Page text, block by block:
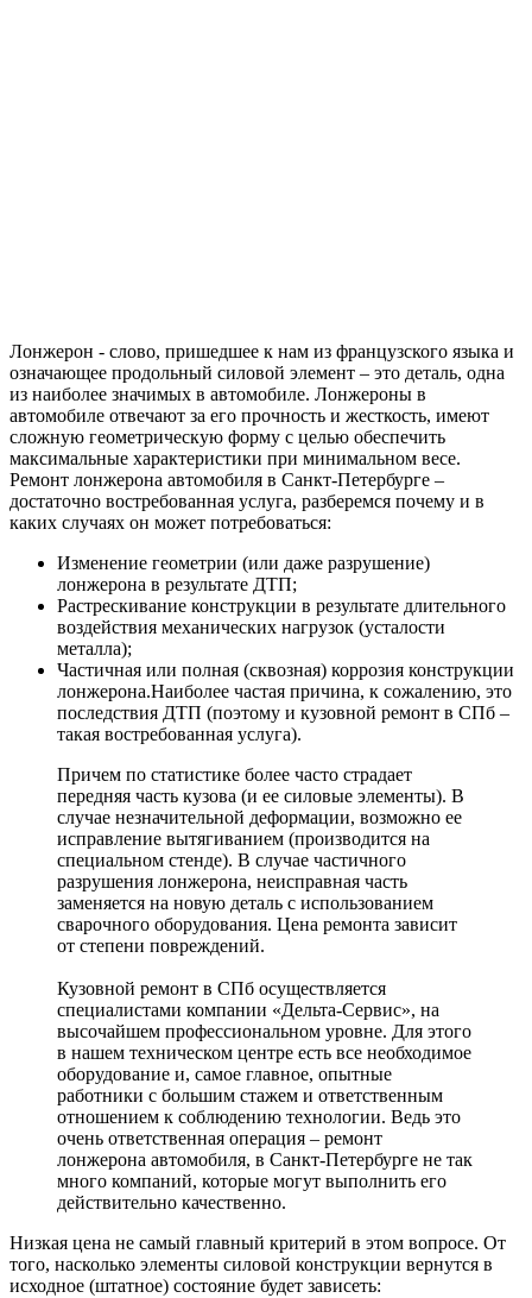
Лонжерон - слово, пришедшее к нам из французского языка и
означающее продольный силовой элемент – это деталь, одна
из наиболее значимых в автомобиле. Лонжероны в
автомобиле отвечают за его прочность и жесткость, имеют
сложную геометрическую форму с целью обеспечить
максимальные характеристики при минимальном весе.
Ремонт лонжерона автомобиля в Санкт-Петербурге –
достаточно востребованная услуга, разберемся почему и в
каких случаях он может потребоваться:
Изменение геометрии (или даже разрушение)
лонжерона в результате ДТП;
Растрескивание конструкции в результате длительного
воздействия механических нагрузок (усталости
металла);
Частичная или полная (сквозная) коррозия конструкции
лонжерона.Наиболее частая причина, к сожалению, это
последствия ДТП (поэтому и кузовной ремонт в СПб –
такая востребованная услуга).
Причем по статистике более часто страдает
передняя часть кузова (и ее силовые элементы). В
случае незначительной деформации, возможно ее
исправление вытягиванием (производится на
специальном стенде). В случае частичного
разрушения лонжерона, неисправная часть
заменяется на новую деталь с использованием
сварочного оборудования. Цена ремонта зависит
от степени повреждений.
Кузовной ремонт в СПб осуществляется
специалистами компании «Дельта-Сервис», на
высочайшем профессиональном уровне. Для этого
в нашем техническом центре есть все необходимое
оборудование и, самое главное, опытные
работники с большим стажем и ответственным
отношением к соблюдению технологии. Ведь это
очень ответственная операция – ремонт
лонжерона автомобиля, в Санкт-Петербурге не так
много компаний, которые могут выполнить его
действительно качественно.
Низкая цена не самый главный критерий в этом вопросе. От
того, насколько элементы силовой конструкции вернутся в
исходное (штатное) состояние будет зависеть: